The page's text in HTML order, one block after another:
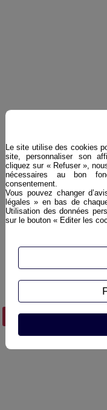
Plus d'infos ›
Le site utilise des cookies
site, personnaliser son
cliquez sur « Refuser »,
nécessaires au bon
consentement.
Vous pouvez changer
légales » en bas de
Utilisation des données
sur le bouton « Editer les